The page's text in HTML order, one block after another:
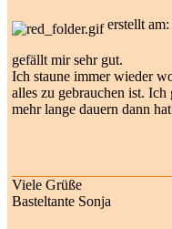
erstellt
gefällt mir sehr gut.
Ich staune immer wieder
alles zu gebrauchen ist.
mehr lange dauern dann
Viele Grüße
Basteltante Sonja